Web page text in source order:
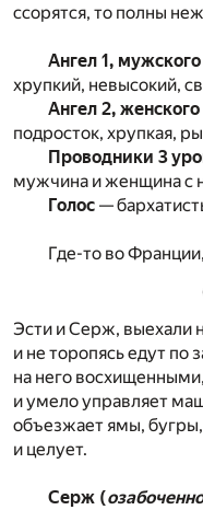
ссорятся, то полны
Ангел 1,
хрупкий, невысокий,
Ангел 2,
подросток, хрупкая,
Проводники 3
мужчина и женщина с
Голос —
Где-то во
Эсти и Серж, выехали
и не торопясь едут по
на него
и умело управляет
объезжает ямы, бугры,
и целует.
Серж (